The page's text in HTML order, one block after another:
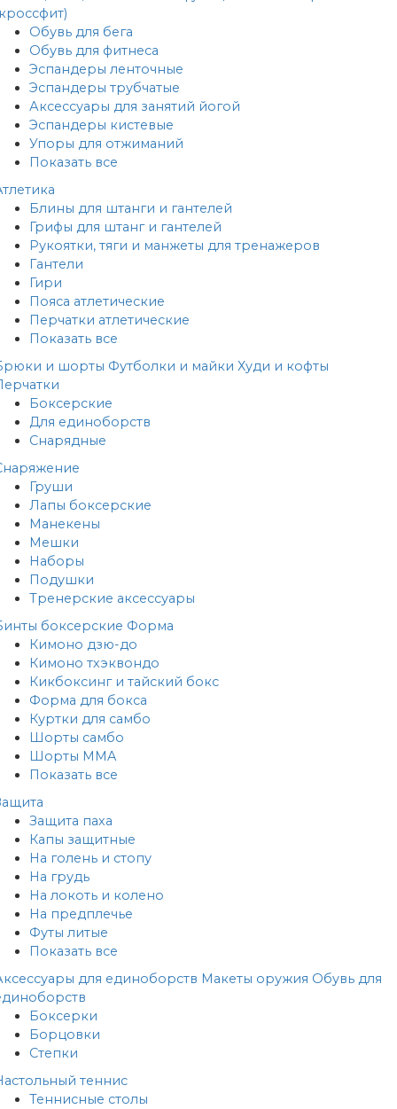
Обувь для бега
Обувь для фитнеса
Эспандеры ленточные
Эспандеры трубчатые
Аксессуары для занятий йогой
Эспандеры кистевые
Упоры для отжиманий
Показать все
Блины для штанги и гантелей
Грифы для штанг и гантелей
Рукоятки, тяги и манжеты для тренажеров
Гантели
Гири
Пояса атлетические
Перчатки атлетические
Показать все
и шорты Футболки и майки Худи и кофты
Боксерские
Для единоборств
Снарядные
Груши
Лапы боксерские
Манекены
Мешки
Наборы
Подушки
Тренерские аксессуары
боксерские Форма
Кимоно дзю-до
Кимоно тхэквондо
Кикбоксинг и тайский бокс
Форма для бокса
Куртки для самбо
Шорты самбо
Шорты MMA
Показать все
Защита паха
Капы защитные
На голень и стопу
На грудь
На локоть и колено
На предплечье
Футы литые
Показать все
для единоборств Макеты оружия Обувь для
Боксерки
Борцовки
Степки
теннис
Теннисные столы